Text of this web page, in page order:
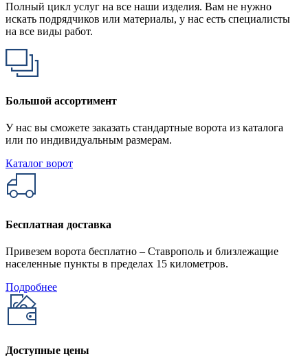
Полный цикл услуг на все наши изделия. Вам не нужно
искать подрядчиков или материалы, у нас есть специалисты
на все виды работ.
Большой ассортимент
У нас вы сможете заказать стандартные ворота из каталога
или по индивидуальным размерам.
Каталог ворот
Бесплатная доставка
Привезем ворота бесплатно – Ставрополь и близлежащие
населенные пункты в пределах 15 километров.
Подробнее
Доступные цены